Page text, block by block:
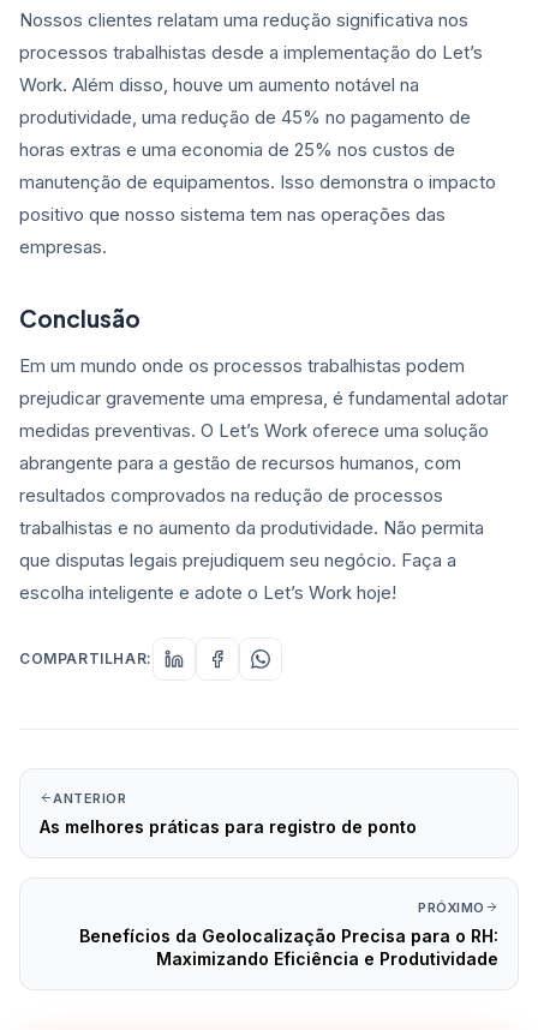
Nossos clientes relatam uma redução significativa nos
processos trabalhistas desde a implementação do Let’s
Work. Além disso, houve um aumento notável na
produtividade, uma redução de 45% no pagamento de
horas extras e uma economia de 25% nos custos de
manutenção de equipamentos. Isso demonstra o impacto
positivo que nosso sistema tem nas operações das
empresas.
Conclusão
Em um mundo onde os processos trabalhistas podem
prejudicar gravemente uma empresa, é fundamental adotar
medidas preventivas. O Let’s Work oferece uma solução
abrangente para a gestão de recursos humanos, com
resultados comprovados na redução de processos
trabalhistas e no aumento da produtividade. Não permita
que disputas legais prejudiquem seu negócio. Faça a
escolha inteligente e adote o Let’s Work hoje!
COMPARTILHAR:
ANTERIOR
As melhores práticas para registro de ponto
PRÓXIMO
Benefícios da Geolocalização Precisa para o RH:
Maximizando Eficiência e Produtividade